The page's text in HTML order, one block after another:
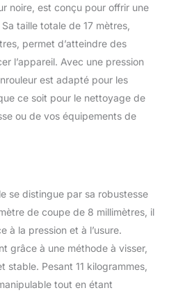
M22x1,5 assure la
compatibilité avec une
large gamme de
nettoyeurs haute
pression. Le tuyau ne
convient pas au nouveau
système Karcher "Easy!
Lock".
noire, est conçu pour offrir une
taille totale de 17 mètres,
permet d’atteindre des
l’appareil. Avec une pression
est adapté pour les
ce soit pour le nettoyage de
ou de vos équipements de
se distingue par sa robustesse
de coupe de 8 millimètres, il
à la pression et à l’usure.
grâce à une méthode à visser,
Pesant 11 kilogrammes,
tout en étant